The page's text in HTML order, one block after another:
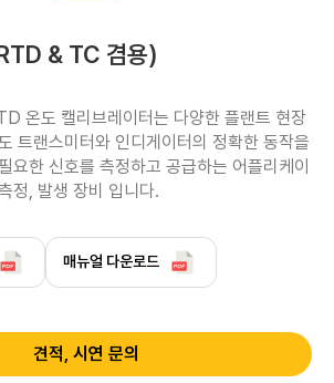
& TC 겸용)
온도 캘리브레이터는 다양한 플랜트 현장
트랜스미터와 인디게이터의 정확한 동작을
요한 신호를 측정하고 공급하는 어플리케이
정, 발생 장비 입니다.
매뉴얼 다운로드
견적, 시연 문의